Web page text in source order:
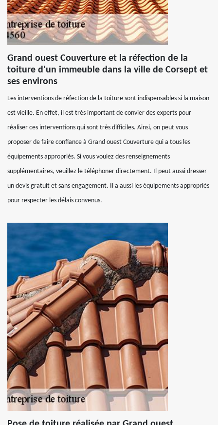
Grand ouest Couverture et la réfection de la
toiture d'un immeuble dans la ville de Corsept et
ses environs
Les interventions de réfection de la toiture sont indispensables si la maison
est vieille. En effet, il est très important de convier des experts pour
réaliser ces interventions qui sont très difficiles. Ainsi, on peut vous
proposer de faire confiance à Grand ouest Couverture qui a tous les
équipements appropriés. Si vous voulez des renseignements
supplémentaires, veuillez le téléphoner directement. Il peut aussi dresser
un devis gratuit et sans engagement. Il a aussi les équipements appropriés
pour respecter les délais convenus.